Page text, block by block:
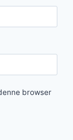
browser